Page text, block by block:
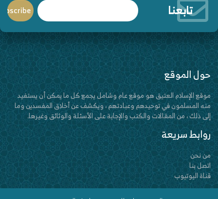
تابعنا
حول الموقع
موقع الإسلام العتيق هو موقع عام وشامل يجمع كل ما يمكن أن يستفيد
منه المسلمون في توحيدهم وعبادتهم ، ويكشف عن أخلاق المفسدين وما
إلى ذلك ، من المقالات والكتب والإجابة على الأسئلة والوثائق وغيرها.
روابط سريعة
من نحن
اتصل بنا
قناة اليوتيوب